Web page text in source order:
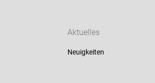
Aktuelles
Neuigkeiten